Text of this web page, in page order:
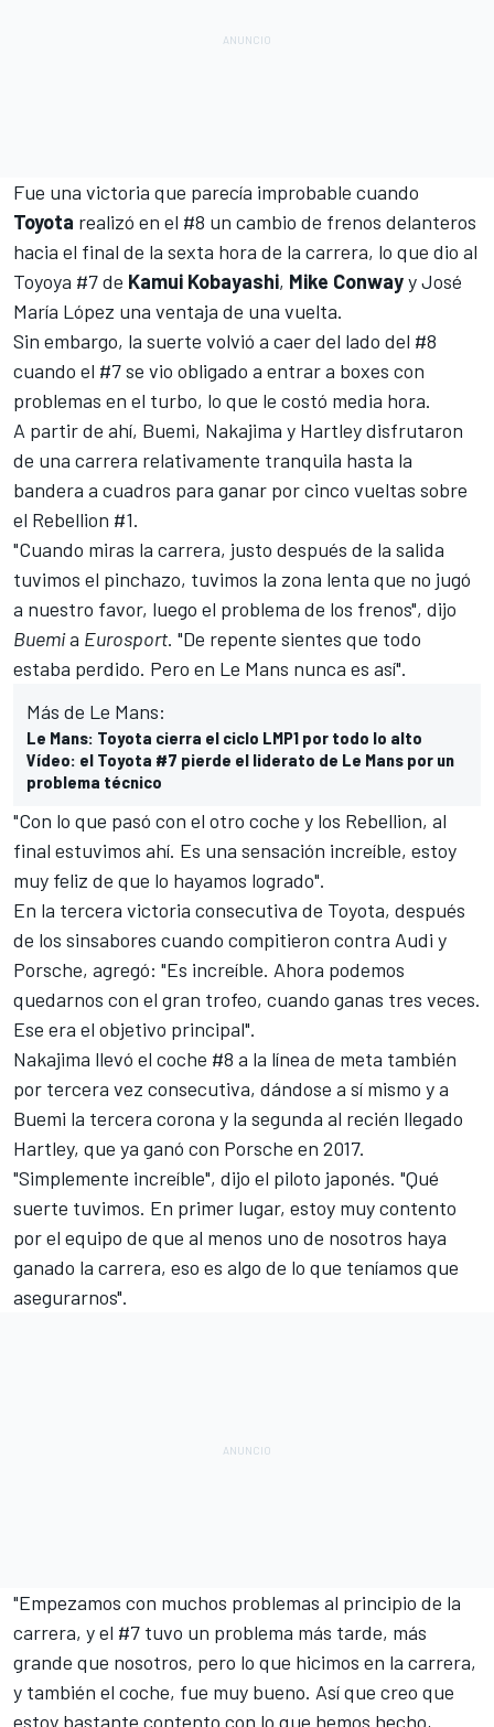
Fue una victoria que parecía improbable cuando
Toyota realizó en el #8 un cambio de frenos delanteros
hacia el final de la sexta hora de la carrera, lo que dio al
Toyoya #7 de Kamui Kobayashi, Mike ConwayyJosé
María López una ventaja de una vuelta.
Sin embargo, la suerte volvió a caer del lado del #8
cuando el #7 se vio obligado a entrar a boxes con
problemas en el turbo, lo que le costó media hora.
A partir de ahí, Buemi, Nakajima y Hartley disfrutaron
de una carrera relativamente tranquila hasta la
bandera a cuadros para ganar por cinco vueltas sobre
el Rebellion #1.
"Cuando miras la carrera, justo después de la salida
tuvimos el pinchazo, tuvimos la zona lenta que no jugó
a nuestro favor, luego el problema de los frenos", dijo
Buemia Eurosport. "De repente sientes que todo
estaba perdido. Pero en Le Mans nunca es así".
Más de Le Mans:
Le Mans: Toyota cierra el ciclo LMP1 por todo lo alto
Vídeo: el Toyota #7 pierde el liderato de Le Mans por un
problema técnico
"Con lo que pasó con el otro coche y los Rebellion, al
final estuvimos ahí. Es una sensación increíble, estoy
muy feliz de que lo hayamos logrado".
En la tercera victoria consecutiva de Toyota, después
de los sinsabores cuando compitieron contra Audi y
Porsche, agregó: "Es increíble. Ahora podemos
quedarnos con el gran trofeo, cuando ganas tres veces.
Ese era el objetivo principal".
Nakajima llevó el coche #8 a la línea de meta también
por tercera vez consecutiva, dándose a sí mismo y a
Buemi la tercera corona y la segunda al recién llegado
Hartley, que ya ganó con Porsche en 2017.
"Simplemente increíble", dijo el piloto japonés. "Qué
suerte tuvimos. En primer lugar, estoy muy contento
por el equipo de que al menos uno de nosotros haya
ganado la carrera, eso es algo de lo que teníamos que
asegurarnos".
"Empezamos con muchos problemas al principio de la
carrera, y el #7 tuvo un problema más tarde, más
grande que nosotros, pero lo que hicimos en la carrera,
y también el coche, fue muy bueno. Así que creo que
estoy bastante contento con lo que hemos hecho,